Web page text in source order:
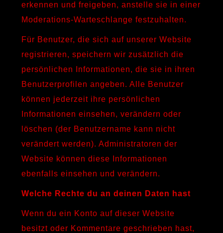
erkennen und freigeben, anstelle sie in einer
Moderations-Warteschlange festzuhalten.
Für Benutzer, die sich auf unserer Website
registrieren, speichern wir zusätzlich die
persönlichen Informationen, die sie in ihren
Benutzerprofilen angeben. Alle Benutzer
können jederzeit ihre persönlichen
Informationen einsehen, verändern oder
löschen (der Benutzername kann nicht
verändert werden). Administratoren der
Website können diese Informationen
ebenfalls einsehen und verändern.
Welche Rechte du an deinen Daten hast
Wenn du ein Konto auf dieser Website
besitzt oder Kommentare geschrieben hast,